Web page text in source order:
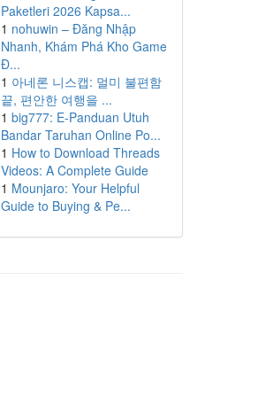
Paketleri 2026 Kapsa...
1 nohuwin – Đăng Nhập
Nhanh, Khám Phá Kho Game
Đ...
1 아네론 니스캡: 멀미 불편함
끝, 편안한 여행을 ...
1 big777: E-Panduan Utuh
Bandar Taruhan Online Po...
1 How to Download Threads
Videos: A Complete Guide
1 Mounjaro: Your Helpful
Guide to Buying & Pe...